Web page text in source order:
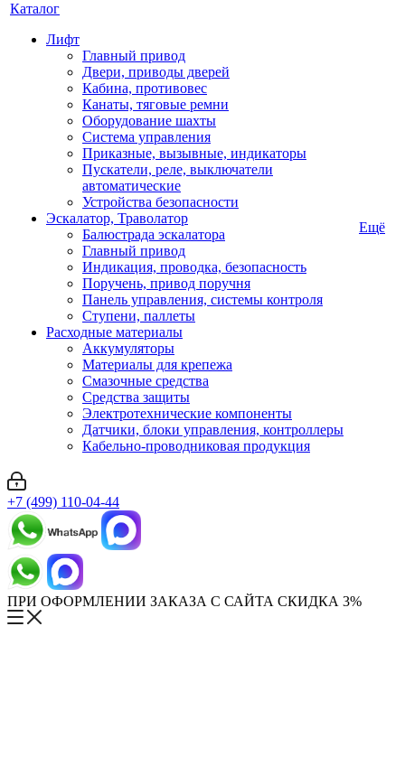
Каталог
Лифт
Главный привод
Двери, приводы дверей
Кабина, противовес
Канаты, тяговые ремни
Оборудование шахты
Система управления
Приказные, вызывные, индикаторы
Пускатели, реле, выключатели
автоматические
Устройства безопасности
Эскалатор, Траволатор
Балюстрада эскалатора
Главный привод
Индикация, проводка, безопасность
Поручень, привод поручня
Панель управления, системы контроля
Ступени, паллеты
Расходные материалы
Аккумуляторы
Материалы для крепежа
Смазочные средства
Средства защиты
Электротехнические компоненты
Датчики, блоки управления, контроллеры
Кабельно-проводниковая продукция
Ещё
+7 (499) 110-04-44
ПРИ ОФОРМЛЕНИИ ЗАКАЗА С САЙТА СКИДКА 3%